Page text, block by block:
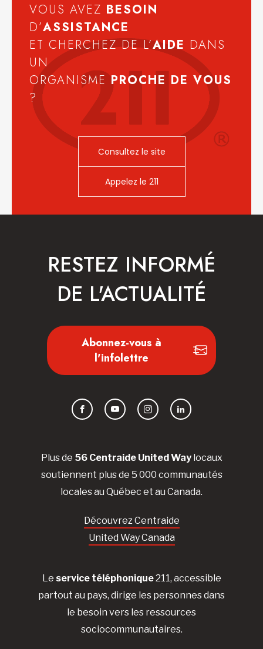
VOUS AVEZ BESOIN
D’ASSISTANCE
ET CHERCHEZ DE L’AIDE DANS
UN
ORGANISMEPROCHE DE VOUS
?
Consultez le site
Appelez le 211
Plus de 56 Centraide United Waylocaux
soutiennent plus de 5 000 communautés
locales au Québec et au Canada.
Découvrez Centraide
United Way Canada
Le service téléphonique211, accessible
partout au pays, dirige les personnes dans
le besoin vers les ressources
sociocommunautaires.
RESTEZ INFORMÉ
DE L'ACTUALITÉ
Abonnez-vous à
l'infolettre
FacebookYouTubeInstagramLinkedIn